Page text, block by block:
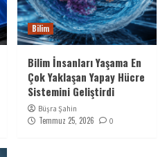
Bilim
Bilim İnsanları Yaşama En
Çok Yaklaşan Yapay Hücre
Sistemini Geliştirdi
Büşra Şahin
Temmuz 25, 2026 0